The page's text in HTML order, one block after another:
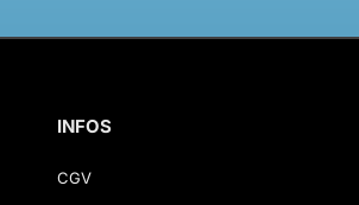
INFOS
CGV